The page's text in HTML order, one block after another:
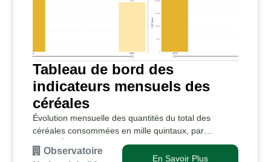
Tableau de bord des
indicateurs mensuels des
céréales
Évolution mensuelle des quantités du total des
céréales consommées en mille quintaux, par
année.Évolution mensuelle des quantités du total des
céréales importées en mille quintaux, par
Observatoire
En Savoir Plus